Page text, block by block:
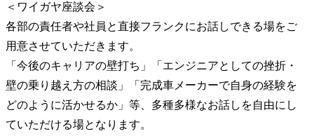
＜ワイガヤ座談会＞
各部の責任者や社員と直接フランクにお話しできる場をご
用意させていただきます。
「今後のキャリアの壁打ち」「エンジニアとしての挫折・
壁の乗り越え方の相談」「完成車メーカーで自身の経験を
どのように活かせるか」等、多種多様なお話しを自由にし
ていただける場となります。